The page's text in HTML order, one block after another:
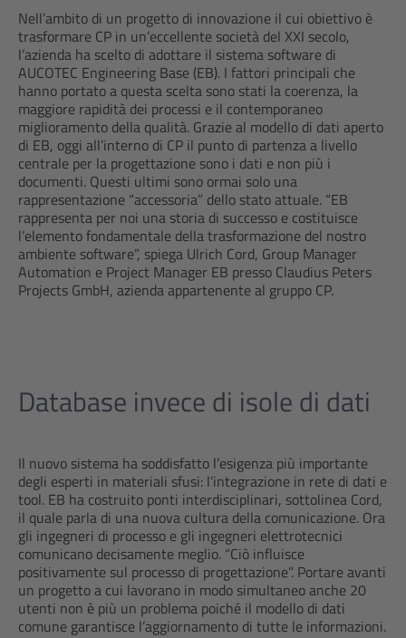
Nell’ambito di un progetto di innovazione il cui obiettivo è
trasformare CP in un’eccellente società del XXI secolo,
l’azienda ha scelto di adottare il sistema software di
AUCOTEC Engineering Base (EB). I fattori principali che
hanno portato a questa scelta sono stati la coerenza, la
maggiore rapidità dei processi e il contemporaneo
miglioramento della qualità. Grazie al modello di dati aperto
di EB, oggi all’interno di CP il punto di partenza a livello
centrale per la progettazione sono i dati e non più i
documenti. Questi ultimi sono ormai solo una
rappresentazione “accessoria” dello stato attuale. “EB
rappresenta per noi una storia di successo e costituisce
l’elemento fondamentale della trasformazione del nostro
ambiente software”, spiega Ulrich Cord, Group Manager
Automation e Project Manager EB presso Claudius Peters
Projects GmbH, azienda appartenente al gruppo CP.
Database invece di isole di dati
Il nuovo sistema ha soddisfatto l’esigenza più importante
degli esperti in materiali sfusi: l’integrazione in rete di dati e
tool. EB ha costruito ponti interdisciplinari, sottolinea Cord,
il quale parla di una nuova cultura della comunicazione. Ora
gli ingegneri di processo e gli ingegneri elettrotecnici
comunicano decisamente meglio. “Ciò influisce
positivamente sul processo di progettazione”. Portare avanti
un progetto a cui lavorano in modo simultaneo anche 20
utenti non è più un problema poiché il modello di dati
comune garantisce l’aggiornamento di tutte le informazioni.